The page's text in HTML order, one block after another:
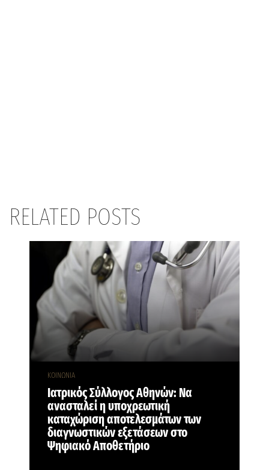
RELATED POSTS
ΚΟΙΝΩΝΙΑ
Ιατρικός Σύλλογος Αθηνών: Να
ανασταλεί η υποχρεωτική
καταχώριση αποτελεσμάτων των
διαγνωστικών εξετάσεων στο
Ψηφιακό Αποθετήριο